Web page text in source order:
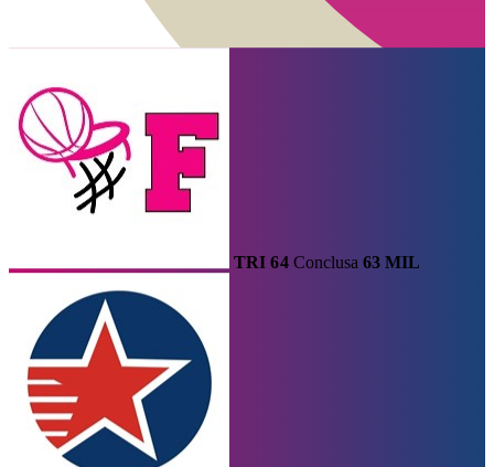
Calendario Risultati e Classifica
Migliori
Tabellone
Home
/
Serie A2
/
Primo Turno Gara 1
TRI 64 Conclusa 63 MIL